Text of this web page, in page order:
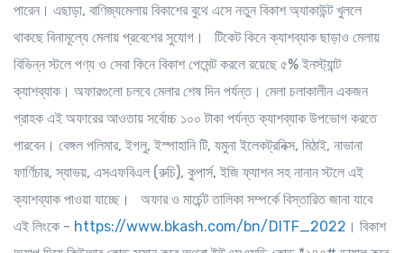
পারেন। এছাড়া, বাণিজ্যমেলায় বিকাশের বুথে এসে নতুন বিকাশ অ্যাকাউন্ট খুললে
থাকছে বিনামূল্যে মেলায় প্রবেশের সুযোগ। টিকেট কিনে ক্যাশব্যাক ছাড়াও মেলায়
বিভিন্ন স্টলে পণ্য ও সেবা কিনে বিকাশ পেমেন্ট করলে রয়েছে ৫% ইনস্ট্যান্ট
ক্যাশব্যাক। অফারগুলো চলবে মেলার শেষ দিন পর্যন্ত। মেলা চলাকালীন একজন
গ্রাহক এই অফারের আওতায় সর্বোচ্চ ১০০ টাকা পর্যন্ত ক্যাশব্যাক উপভোগ করতে
পারবেন। বেঙ্গল পলিমার, ইগলু, ইস্পাহানি টি, যমুনা ইলেকট্রনিক্স, মিঠাই, নাভানা
ফার্ণিচার, স্যাভয়, এসএফবিএল (রুচি), কুপার্স, ইজি ফ্যাশন সহ নানান স্টলে এই
ক্যাশব্যাক পাওয়া যাচ্ছে। অফার ও মার্চেন্ট তালিকা সম্পর্কে বিস্তারিত জানা যাবে
এই লিংকে - https://www.bkash.com/bn/DITF_2022 । বিকাশ